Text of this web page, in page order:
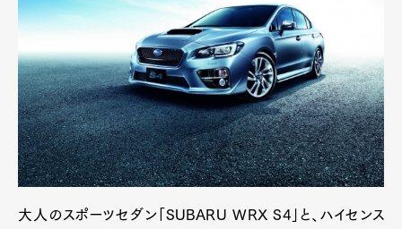
大人のスポーツセダン「SUBARU WRX S4」と、ハイセンス